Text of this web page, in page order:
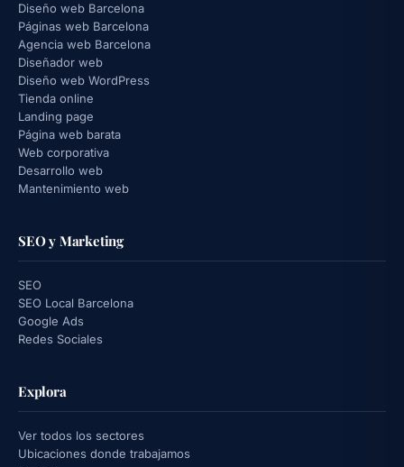
Diseño web Barcelona
Páginas web Barcelona
Agencia web Barcelona
Diseñador web
Diseño web WordPress
Tienda online
Landing page
Página web barata
Web corporativa
Desarrollo web
Mantenimiento web
SEO y Marketing
SEO
SEO Local Barcelona
Google Ads
Redes Sociales
Explora
Ver todos los sectores
Ubicaciones donde trabajamos